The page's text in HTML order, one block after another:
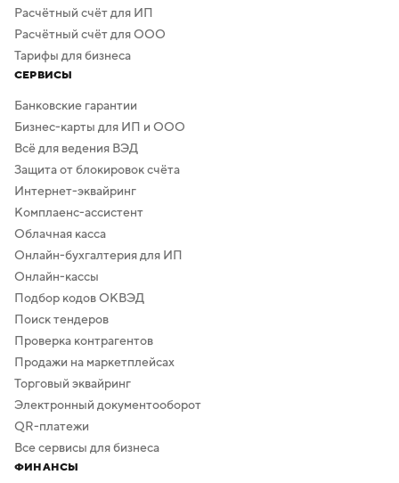
Расчётный счёт для ИП
Расчётный счёт для ООО
Тарифы для бизнеса
СЕРВИСЫ
Банковские гарантии
Бизнес-карты для ИП и ООО
Всё для ведения ВЭД
Защита от блокировок счёта
Интернет-эквайринг
Комплаенс-ассистент
Облачная касса
Онлайн-бухгалтерия для ИП
Онлайн-кассы
Подбор кодов ОКВЭД
Поиск тендеров
Проверка контрагентов
Продажи на маркетплейсах
Торговый эквайринг
Электронный документооборот
QR-платежи
Все сервисы для бизнеса
ФИНАНСЫ